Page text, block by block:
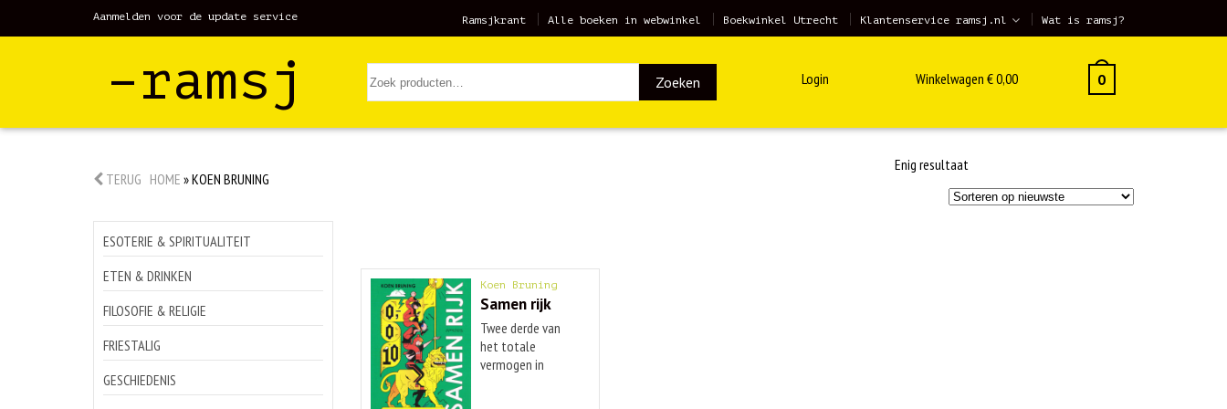
Aanmelden voor de update service Ramsjkrant Alle boeken in webwinkel Boekwinkel Utrecht Klantenservice ramsj.nl Wat is ramsj?
–ramsj Zoeken Login Winkelwagen €0,00 0
TERUG HOME »KOEN BRUNING
Enig resultaat
ESOTERIE & SPIRITUALITEIT
ETEN & DRINKEN
FILOSOFIE & RELIGIE
FRIESTALIG
GESCHIEDENIS
Koen Bruning
Samen rijk
Twee derde van
het totale
vermogen in